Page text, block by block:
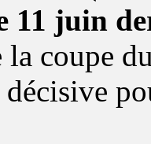
11 juin
coupe
décisive